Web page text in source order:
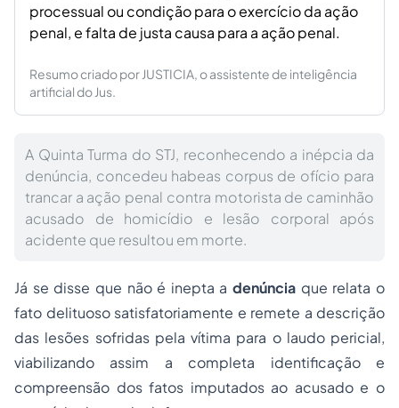
processual ou condição para o exercício da ação
penal, e falta de justa causa para a ação penal.
Resumo criado por JUSTICIA, o assistente de inteligência
artificial do Jus.
A Quinta Turma do STJ, reconhecendo a inépcia da
denúncia, concedeu habeas corpus de ofício para
trancar a ação penal contra motorista de caminhão
acusado de homicídio e lesão corporal após
acidente que resultou em morte.
Já se disse que não é inepta adenúncia que relata o
fato delituoso satisfatoriamente e remete a descrição
das lesões sofridas pela vítima para o laudo pericial,
viabilizando assim a completa identificação e
compreensão dos fatos imputados ao acusado e o